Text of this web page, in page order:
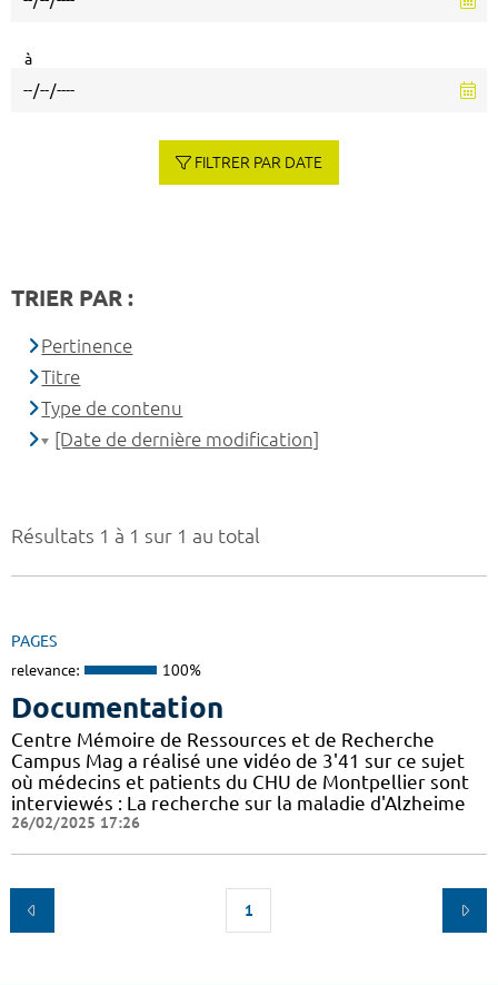
Résultats 1 à 1 sur 1 au total
PAGES
relevance: 100%
Documentation
Centre Mémoire de Ressources et de Recherche
Campus Mag a réalisé une vidéo de 3'41 sur ce sujet
où médecins et patients du CHU de Montpellier sont
interviewés : La recherche sur la maladie d'Alzheime
26/02/2025 17:26
1
à
FILTRER PAR DATE
TRIER PAR :
Pertinence
Titre
Type de contenu
[Date de dernière modification]